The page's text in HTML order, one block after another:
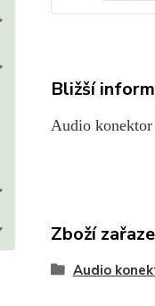
Bližší
Audio
Zboží
Audio